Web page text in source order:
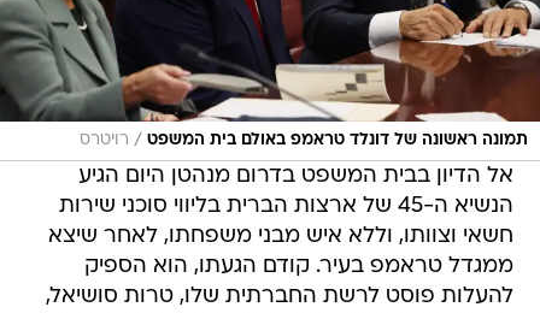
תמונה ראשונה של דונלד טראמפ באולם בית המשפט / רויטרס
אל הדיון בבית המשפט בדרום מנהטן היום הגיע
הנשיא ה-45 של ארצות הברית בליווי סוכני שירות
חשאי וצוותו, וללא איש מבני משפחתו, לאחר שיצא
ממגדל טראמפ בעיר. קודם הגעתו, הוא הספיק
להעלות פוסט לרשת החברתית שלו, טרות סושיאל,